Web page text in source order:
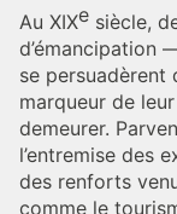
Au XIXe siècle,
d’émancipation
se persuadèrent
marqueur de
demeurer.
l’entremise des
des renforts
comme le